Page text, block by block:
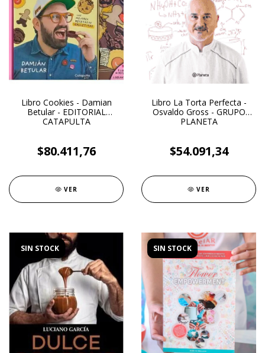
Libro Cookies - Damian
Betular - EDITORIAL
CATAPULTA
$80.411,76
VER
Libro La Torta Perfecta -
Osvaldo Gross - GRUPO
PLANETA
$54.091,34
VER
SIN STOCK SIN STOCK